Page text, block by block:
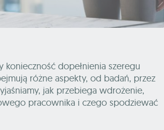
dopełnienia szeregu
różne aspekty, od badań, przez
jak przebiega wdrożenie,
pracownika i czego spodziewać